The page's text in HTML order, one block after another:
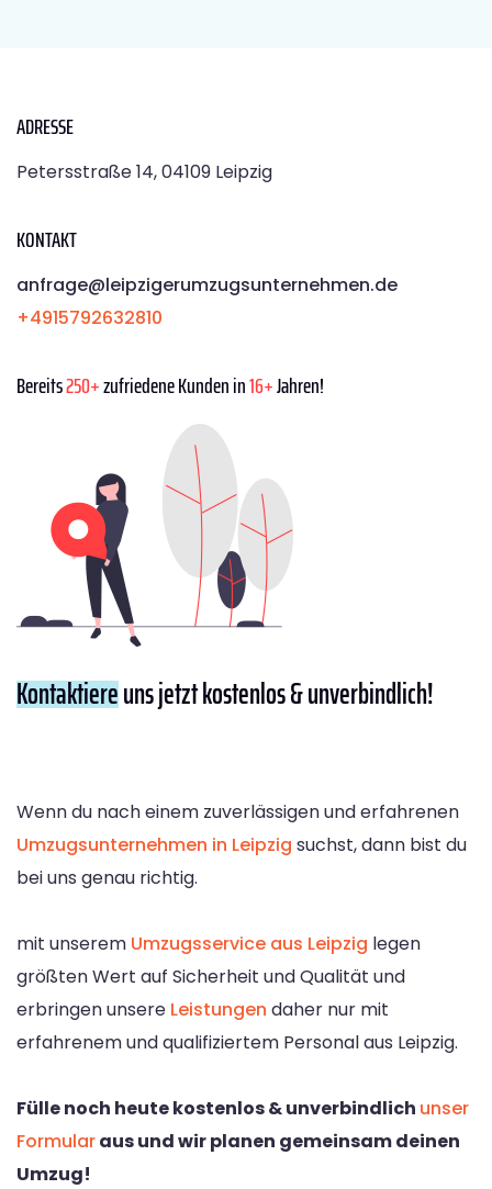
ADRESSE
Petersstraße 14, 04109 Leipzig
KONTAKT
anfrage@leipzigerumzugsunternehmen.de
+4915792632810
Bereits250+zufriedene Kunden in16+Jahren!
Kontaktiereuns jetzt kostenlos & unverbindlich!
Wenn du nach einem zuverlässigen und erfahrenen
Umzugsunternehmen in Leipzig suchst, dann bist du
bei uns genau richtig.
mit unserem Umzugsservice aus Leipzig legen
größten Wert auf Sicherheit und Qualität und
erbringen unsere Leistungen daher nur mit
erfahrenem und qualifiziertem Personal aus Leipzig.
Fülle noch heute kostenlos & unverbindlich unser
Formularaus und wir planen gemeinsam deinen
Umzug!